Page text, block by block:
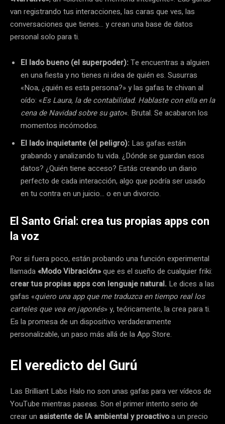
van registrando tus interacciones, las caras que ves, las
conversaciones que tienes… y crean una base de datos
personal solo para ti.
El lado bueno (el superpoder):Te encuentras a alguien
en una fiesta y no tienes ni idea de quién es. Susurras
«Noa, ¿quién es esta persona?» y las gafas te chivan al
oído: «Es Laura, la de contabilidad. Hablaste con ella en la
cena de Navidad sobre su gato«. Brutal. Se acabaron los
momentos incómodos.
El lado inquietante (el peligro): Las gafas están
grabando y analizando tu vida. ¿Dónde se guardan esos
datos? ¿Quién tiene acceso? Estás creando un diario
perfecto de cada interacción, algo que podría ser usado
en tu contra en un juicio… o en un divorcio.
El Santo Grial: crea tus propias apps con
la voz
Por si fuera poco, están probando una función experimental
llamada«Modo Vibración»que es el sueño de cualquier friki:
crear tus propias apps con lenguaje natural. Le dices a las
gafas «quiero una app que me traduzca en tiempo real los
carteles que vea en japonés» y, teóricamente, la crea para ti.
Es la promesa de un dispositivo verdaderamente
personalizable, un paso más allá de la App Store.
El veredicto del Gurú
Las Brilliant Labs Halo no son unas gafas para ver vídeos de
YouTube mientras paseas. Son el primer intento serio de
crear un asistente de IA ambiental y proactivoa un precio